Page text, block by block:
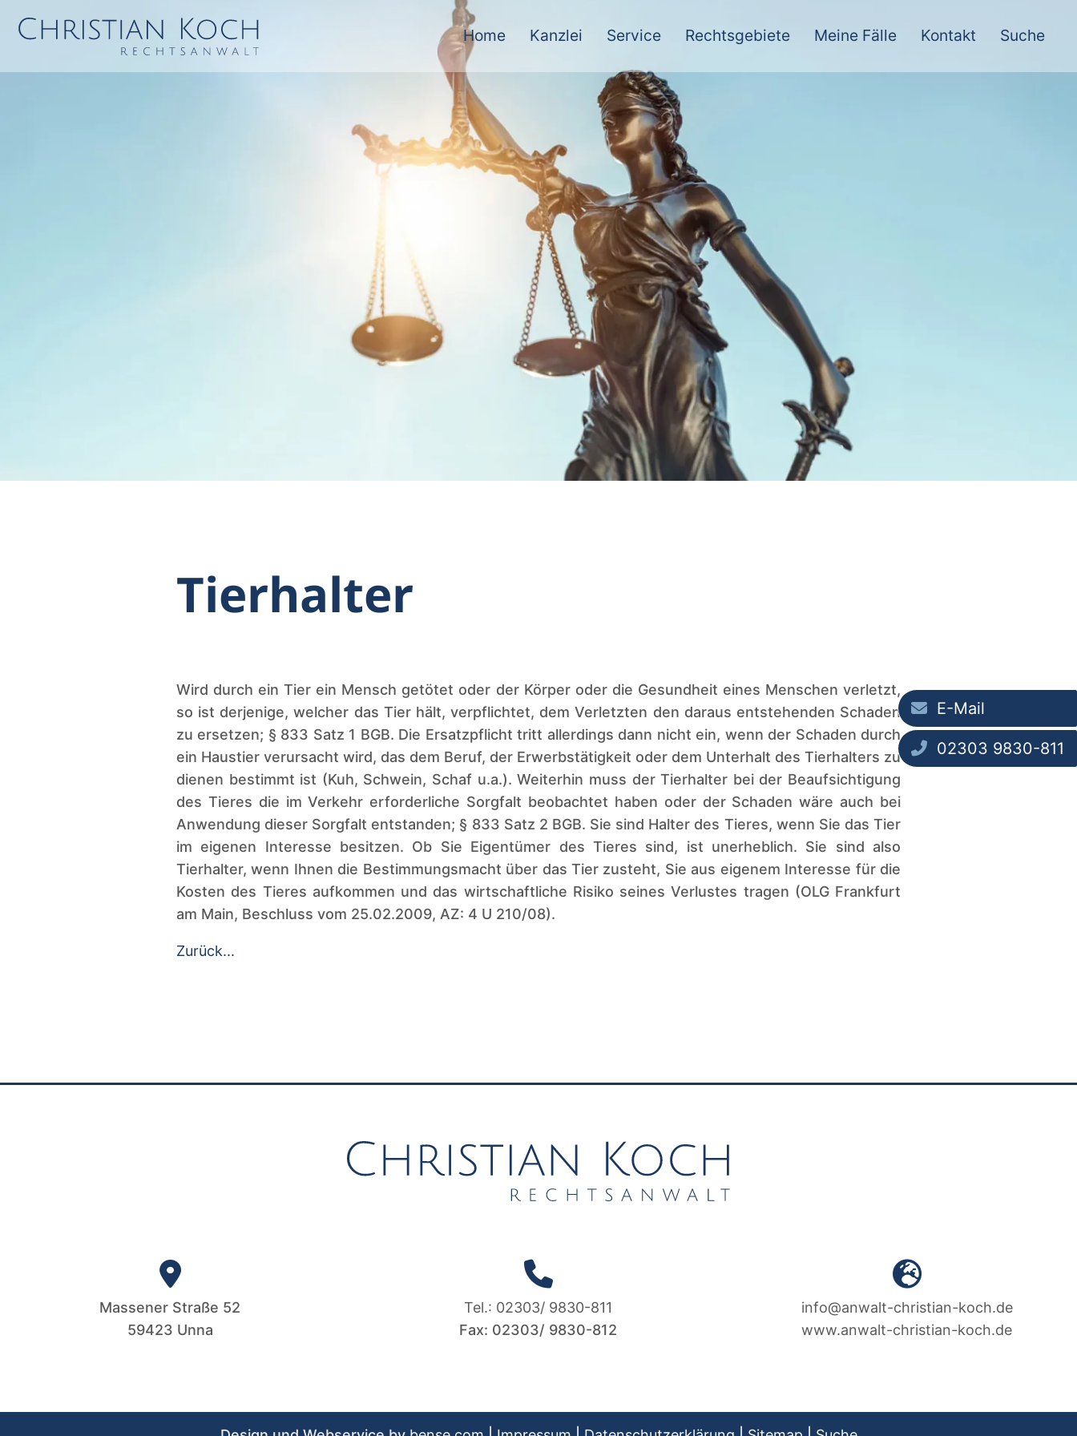
E-Mail
02303 9830-811
Home Kanzlei Service Rechtsgebiete Meine Fälle Kontakt Suche
Tierhalter
Wird durch ein Tier ein Mensch getötet oder der Körper oder die Gesundheit eines Menschen verletzt,
so ist derjenige, welcher das Tier hält, verpflichtet, dem Verletzten den daraus entstehenden Schaden
zu ersetzen; § 833 Satz 1 BGB. Die Ersatzpflicht tritt allerdings dann nicht ein, wenn der Schaden durch
ein Haustier verursacht wird, das dem Beruf, der Erwerbstätigkeit oder dem Unterhalt des Tierhalters zu
dienen bestimmt ist (Kuh, Schwein, Schaf u.a.). Weiterhin muss der Tierhalter bei der Beaufsichtigung
des Tieres die im Verkehr erforderliche Sorgfalt beobachtet haben oder der Schaden wäre auch bei
Anwendung dieser Sorgfalt entstanden; § 833 Satz 2 BGB. Sie sind Halter des Tieres, wenn Sie das Tier
im eigenen Interesse besitzen. Ob Sie Eigentümer des Tieres sind, ist unerheblich. Sie sind also
Tierhalter, wenn Ihnen die Bestimmungsmacht über das Tier zusteht, Sie aus eigenem Interesse für die
Kosten des Tieres aufkommen und das wirtschaftliche Risiko seines Verlustes tragen (OLG Frankfurt
am Main, Beschluss vom 25.02.2009, AZ: 4 U 210/08).
Zurück...
Massener Straße 52
59423 Unna
Tel.: 02303/ 9830-811
Fax: 02303/ 9830-812
info@anwalt-christian-koch.de
www.anwalt-christian-koch.de